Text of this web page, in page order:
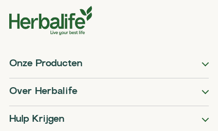
Onze Producten
Over Herbalife
Hulp Krijgen